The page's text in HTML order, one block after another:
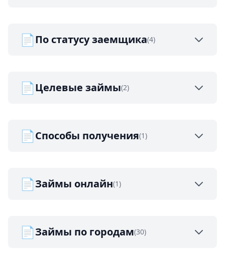
📄По статусу заемщика(4)
📄Целевые займы(2)
📄Способы получения(1)
📄Займы онлайн(1)
📄Займы по городам(30)